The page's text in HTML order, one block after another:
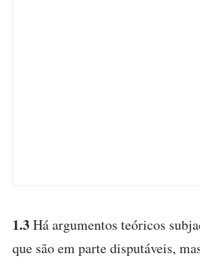
1.3Há argumentos teóricos
que são em parte disputáveis,